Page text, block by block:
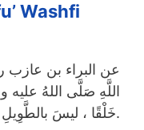
Washfi
عن البراء بن
اللَّهِ صَلَّى اللهُ
خَلْقًا ، ليسَ بالطَّوِيلِ البَائِن ، ولَا بالقَصِيرِ.